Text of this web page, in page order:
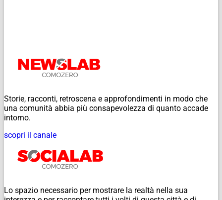
Storie, racconti, retroscena e approfondimenti in modo che
una comunità abbia più consapevolezza di quanto accade
intorno.
scopri il canale
Lo spazio necessario per mostrare la realtà nella sua